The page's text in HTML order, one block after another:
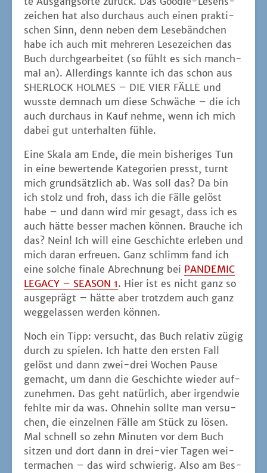
zei­chen hat also durch­aus auch einen prak­ti­
schen Sinn, denn neben dem Lese­bänd­chen
habe ich auch mit meh­re­ren Lese­zei­chen das
Buch durch­ge­ar­bei­tet (so fühlt es sich manch­
mal an). Aller­dings kann­te ich das schon aus
SHERLOCK HOLMES – DIE VIER FÄLLE und
wuss­te dem­nach um die­se Schwä­che – die ich
auch durch­aus in Kauf neh­me, wenn ich mich
dabei gut unter­hal­ten fühle.
Eine Ska­la am Ende, die mein bis­he­ri­ges Tun
in eine bewer­ten­de Kate­go­rien presst, turnt
mich grund­sätz­lich ab. Was soll das? Da bin
ich stolz und froh, dass ich die Fäl­le gelöst
habe – und dann wird mir gesagt, dass ich es
auch hät­te bes­ser machen kön­nen. Brau­che ich
das? Nein! Ich will eine Geschich­te erle­ben und
mich dar­an erfreu­en. Ganz schlimm fand ich
eine sol­che fina­le Abrech­nung bei PANDEMIC
LEGACY – SEASON 1. Hier ist es nicht ganz so
aus­ge­prägt – hät­te aber trotz­dem auch ganz
weg­ge­las­sen wer­den können.
Noch ein Tipp: ver­sucht, das Buch rela­tiv zügig
durch zu spie­len. Ich hat­te den ers­ten Fall
gelöst und dann zwei-drei Wochen Pau­se
gemacht, um dann die Geschich­te wie­der auf­
zu­neh­men. Das geht natür­lich, aber irgend­wie
fehl­te mir da was. Ohne­hin soll­te man ver­su­
chen, die ein­zel­nen Fäl­le am Stück zu lösen.
Mal schnell so zehn Minu­ten vor dem Buch
sit­zen und dort dann in drei-vier Tagen wei­
ter­ma­chen – das wird schwie­rig. Also am Bes­